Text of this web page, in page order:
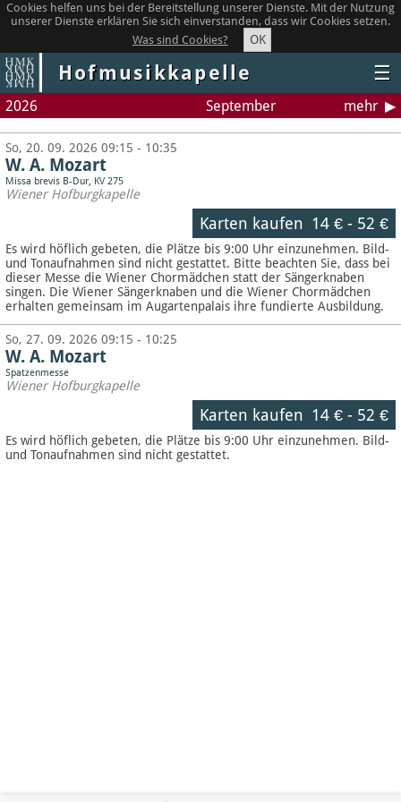
Cookies helfen uns bei der Bereitstellung unserer Dienste. Mit der Nutzung
unserer Dienste erklären Sie sich einverstanden, dass wir Cookies setzen.
Was sind Cookies?
OK
Hofmusikkapelle ☰
2026 September mehr
So, 20. 09. 2026 09:15 - 10:35
W. A. Mozart
Missa brevis B-Dur, KV 275
Wiener Hofburgkapelle
Karten kaufen 14 €- 52 €
Es wird höflich gebeten, die Plätze bis 9:00 Uhr einzunehmen. Bild-
und Tonaufnahmen sind nicht gestattet. Bitte beachten Sie, dass bei
dieser Messe die Wiener Chormädchen statt der Sängerknaben
singen. Die Wiener Sängerknaben und die Wiener Chormädchen
erhalten gemeinsam im Augartenpalais ihre fundierte Ausbildung.
So, 27. 09. 2026 09:15 - 10:25
W. A. Mozart
Spatzenmesse
Wiener Hofburgkapelle
Karten kaufen 14 €- 52 €
Es wird höflich gebeten, die Plätze bis 9:00 Uhr einzunehmen. Bild-
und Tonaufnahmen sind nicht gestattet.